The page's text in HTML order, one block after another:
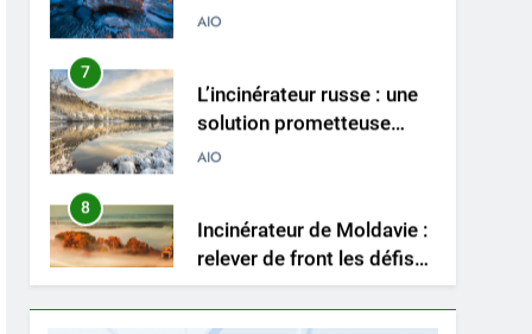
7
pour la gestion des
déchets solides
municipaux
AIO
8
de la gestion des déchets
AIO
1
Des déchets aux trésors :